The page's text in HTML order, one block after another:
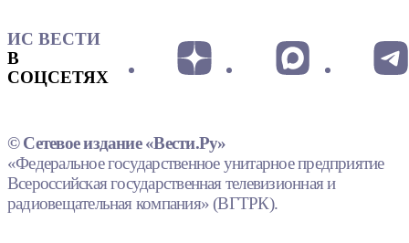
ИС ВЕСТИ
В
СОЦСЕТЯХ
© Сетевое издание «Вести.Ру»
«Федеральное государственное унитарное предприятие
Всероссийская государственная телевизионная и
радиовещательная компания» (ВГТРК).